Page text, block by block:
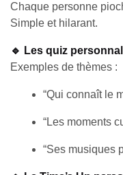
Chaque personne
Simple et hilarant.
🔹 Les quiz
Exemples de thèmes :
“Qui connaît le
“Les moments
“Ses musiques